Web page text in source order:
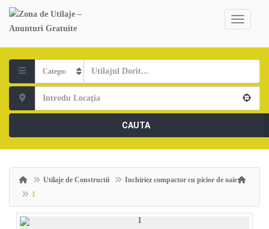
CAUTA
Utilaje de Constructii
Inchiriez compactor cu picior de oaie
1